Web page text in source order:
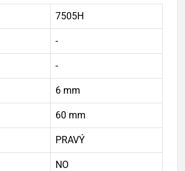
7505H
-
-
6 mm
60 mm
PRAVÝ
NO